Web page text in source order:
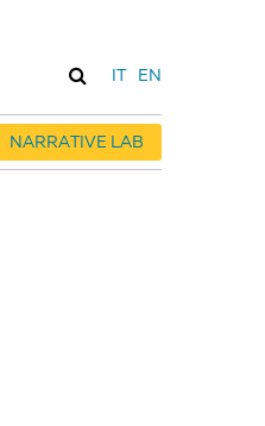
EN
NARRATIVE LAB